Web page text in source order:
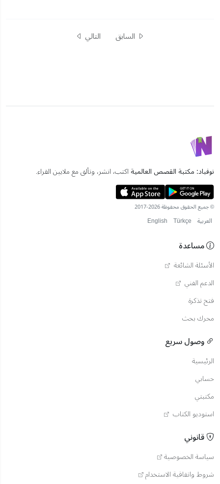
السابق التالي
نوفباد: مكتبة القصص العالمية اكتب، انشر، وتألق مع ملايين القراء.
© جميع الحقوق محفوظة 2026-2017
العربية English Türkçe
مساعدة
الأسئلة الشائعة
الدعم الفني
فتح تذكرة
محرك بحث
وصول سريع
الرئيسية
حسابي
مكتبتي
استوديو الكتاب
قانوني
سياسة الخصوصية
شروط واتفاقية الاستخدام